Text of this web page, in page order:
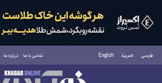
فارسی العربية English تماس با ما درباره ما
پنجشنبه ۱۵ مرداد ۱۴۰۵